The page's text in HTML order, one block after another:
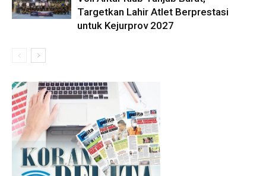
Targetkan Lahir Atlet Berprestasi
untuk Kejurprov 2027